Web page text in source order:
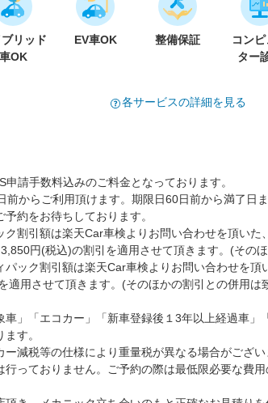
リッド
車OK
EV車OK 整備保証
コン
ター
各サービスの詳細を見る
申請手数料込みのご料金となっております。
前からご利用頂けます。期限日60日前から満了日
約をお待ちしております。
ク割引額は楽天Car車検よりお問い合わせを頂いた
円(税込)の割引を適用させて頂きます。(その
パック割引額は楽天Car車検よりお問い合わせを
適用させて頂きます。(そのほかの割引との併用
車」「エコカー」「新車登録後１3年以上経過車
す。
ー減税等の仕様により重量税が異なる場合がござい
行っておりません。ご予約の際は最低限必要な費